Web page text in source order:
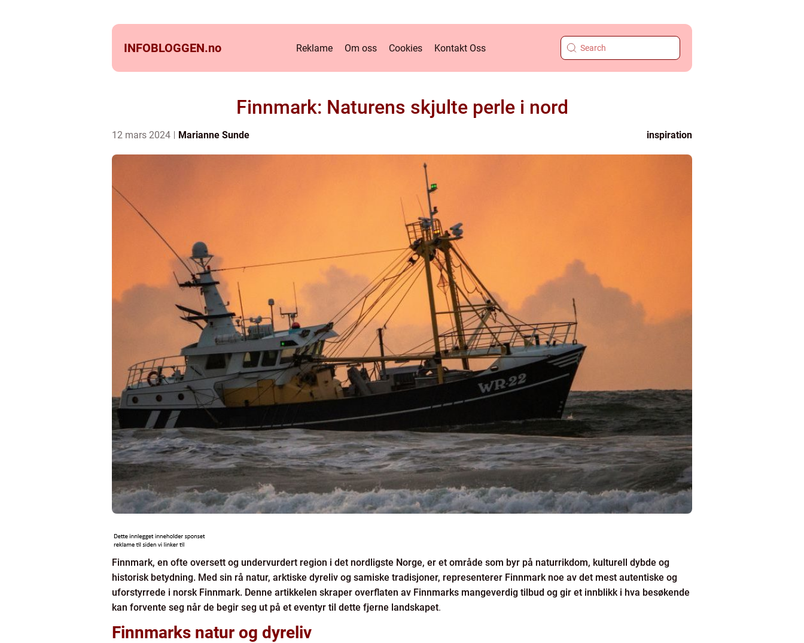
INFOBLOGGEN.no Reklame Om oss Cookies Kontakt Oss
Finnmark: Naturens skjulte perle i nord
12 mars 2024 Marianne Sunde inspiration
Finnmark, en ofte oversett og undervurdert region i det nordligste Norge, er et område som byr på naturrikdom, kulturell dybde og
historisk betydning. Med sin rå natur, arktiske dyreliv og samiske tradisjoner, representerer Finnmark noe av det mest autentiske og
uforstyrrede i norsk Finnmark. Denne artikkelen skraper overflaten av Finnmarks mangeverdig tilbud og gir et innblikk i hva besøkende
kan forvente seg når de begir seg ut på et eventyr til dette fjerne landskapet.
Finnmarks natur og dyreliv